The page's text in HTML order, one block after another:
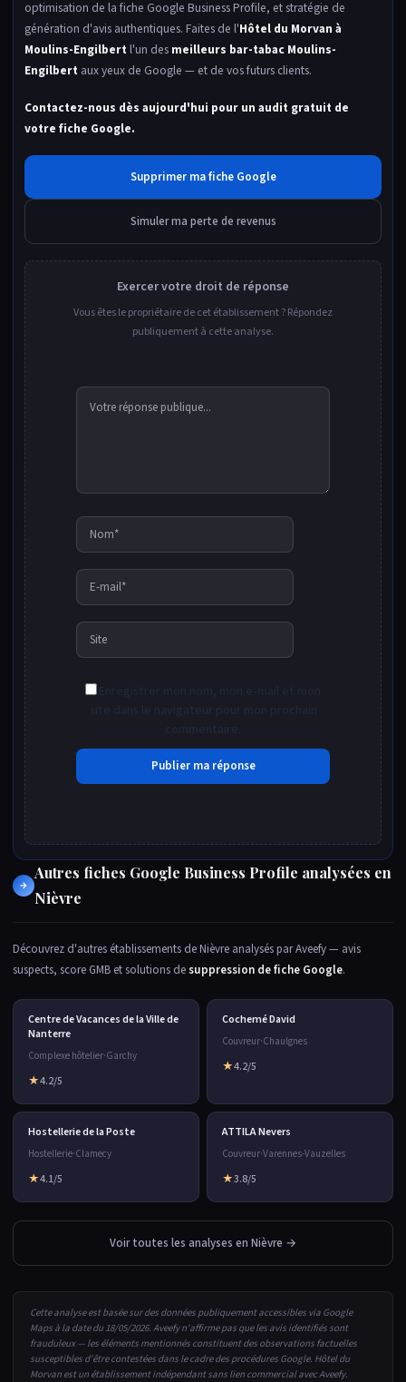
optimisation de la fiche Google Business Profile, et stratégie de
génération d'avis authentiques. Faites de l'Hôtel du Morvan à
Moulins-Engilbertl'un des meilleurs bar-tabac Moulins-
Engilbert aux yeux de Google — et de vos futurs clients.
Contactez-nous dès aujourd'hui pour un audit gratuit de
votre fiche Google.
Supprimer ma fiche Google
Simuler ma perte de revenus
Exercer votre droit de réponse
Vous êtes le propriétaire de cet établissement ? Répondez
publiquement à cette analyse.
Nom*
E-
mail*
Site
Enregistrer mon nom, mon e-mail et mon
site dans le navigateur pour mon prochain
commentaire.
→
Autres fiches Google Business Profile analysées en
Nièvre
Découvrez d'autres établissements de Nièvre analysés par Aveefy — avis
suspects, score GMB et solutions desuppression de fiche Google.
Centre de Vacances de la Ville de
Nanterre
Complexe hôtelier·Garchy
★4.2/5
Cochemé David
Couvreur·Chaulgnes
★4.2/5
Hostellerie de la Poste
Hostellerie·Clamecy
★4.1/5
ATTILA Nevers
Couvreur·Varennes-Vauzelles
★3.8/5
Voir toutes les analyses en Nièvre →
Cette analyse est basée sur des données publiquement accessibles via Google
Maps à la date du 18/05/2026. Aveefy n'affirme pas que les avis identifiés sont
frauduleux — les éléments mentionnés constituent des observations factuelles
susceptibles d'être contestées dans le cadre des procédures Google. Hôtel du
Morvan est un établissement indépendant sans lien commercial avec Aveefy.